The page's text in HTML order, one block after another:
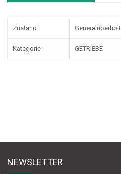
Zustand Generalüberholt
Kategorie GETRIEBE
NEWSLETTER